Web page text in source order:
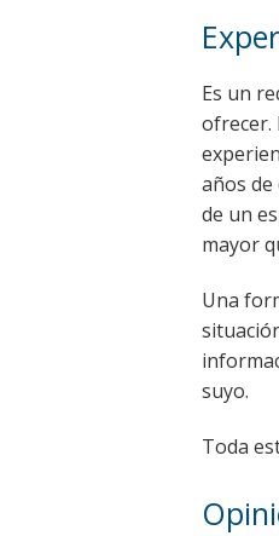
Es un
ofrecer.
años
de un
mayor
Una
suyo.
Toda